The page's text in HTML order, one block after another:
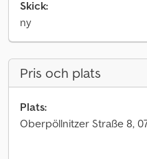
Skick:
ny
Pris och plats
Plats:
Oberpöllnitzer Straße 8,